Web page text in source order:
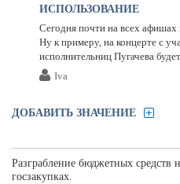
ВОЙТИ
ИСПОЛЬЗОВАНИЕ
Сегодня почти на всех
Ну к примеру, на концерте с
исполнительниц Пугачева будет
Iva
ДОБАВИТЬ ЗНАЧЕНИЕ
Разграбление бюджетных средств
госзакупках.